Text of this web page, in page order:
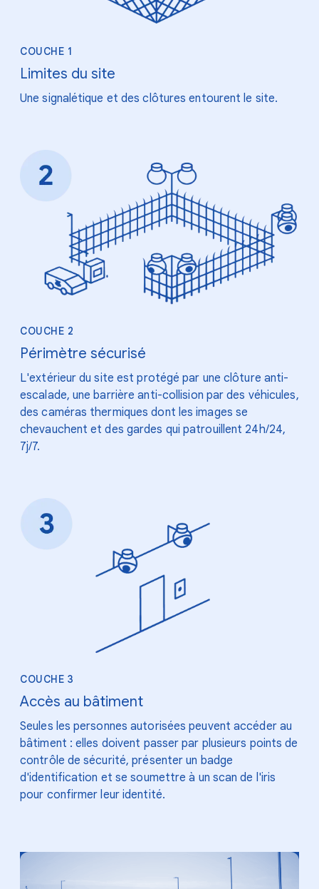
COUCHE 1
Limites du site
Une signalétique et des clôtures entourent le site.
COUCHE 2
Périmètre sécurisé
L'extérieur du site est protégé par une clôture anti-
escalade, une barrière anti-collision par des véhicules,
des caméras thermiques dont les images se
chevauchent et des gardes qui patrouillent 24h/24,
7j/7.
COUCHE 3
Accès au bâtiment
Seules les personnes autorisées peuvent accéder au
bâtiment : elles doivent passer par plusieurs points de
contrôle de sécurité, présenter un badge
d'identification et se soumettre à un scan de l'iris
pour confirmer leur identité.